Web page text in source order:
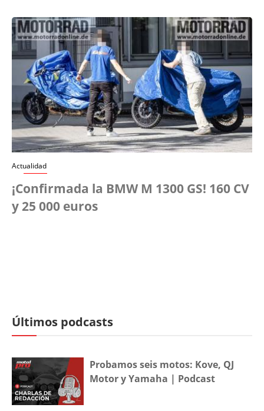
Actualidad
¡Confirmada la BMW M 1300 GS! 160 CV
y 25 000 euros
Últimos podcasts
Probamos seis motos: Kove, QJ
Motor y Yamaha | Podcast